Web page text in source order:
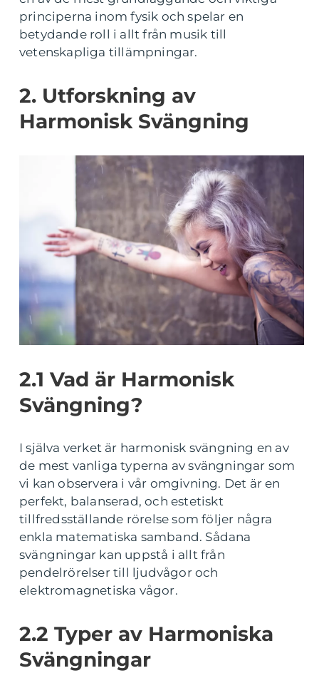
principerna inom fysik och spelar en
betydande roll i allt från musik till
vetenskapliga tillämpningar.
2. Utforskning av
Harmonisk Svängning
2.1 Vad är Harmonisk
Svängning?
I själva verket är harmonisk svängning en av
de mest vanliga typerna av svängningar som
vi kan observera i vår omgivning. Det är en
perfekt, balanserad, och estetiskt
tillfredsställande rörelse som följer några
enkla matematiska samband. Sådana
svängningar kan uppstå i allt från
pendelrörelser till ljudvågor och
elektromagnetiska vågor.
2.2 Typer av Harmoniska
Svängningar